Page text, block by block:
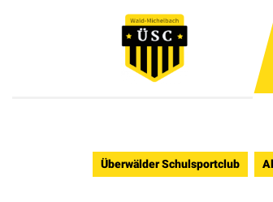
Überwälder Schulsportclub